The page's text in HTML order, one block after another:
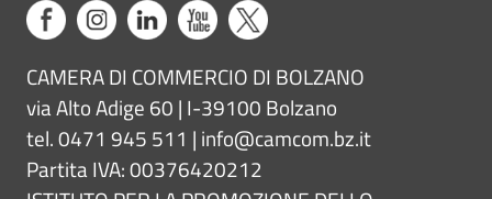
CAMERA DI COMMERCIO DI BOLZANO
via Alto Adige 60 | I-39100 Bolzano
tel. 0471 945 511 | info@camcom.bz.it
Partita IVA: 00376420212